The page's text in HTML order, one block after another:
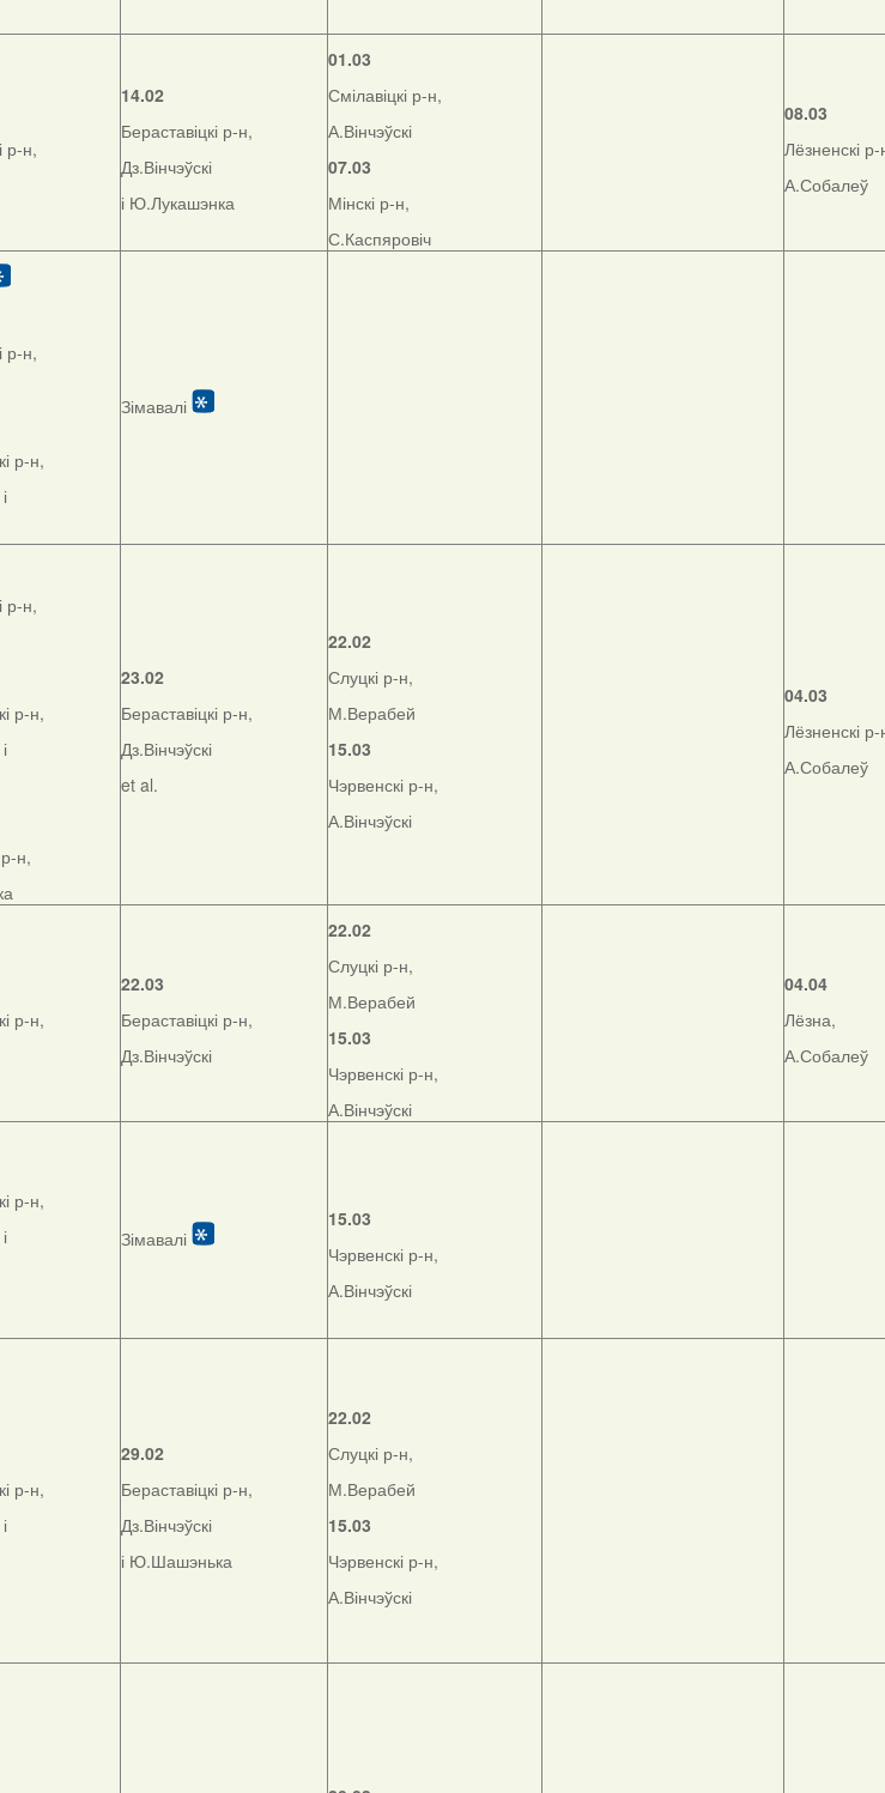
р-н,
14.02
Бераставіцкі р-н,
Дз.Вінчэўскі
і Ю.Лукашэнка
01.03
Смілавіцкі р-н,
А.Вінчэўскі
07.03
Мінскі р-н,
С.Каспяровіч
08.03
Лёзненскі
А.Собалеў
р-н,
р-н,
Зімавалі
р-н,
р-н,
н,
23.02
Бераставіцкі р-н,
Дз.Вінчэўскі
et al.
22.02
Слуцкі р-н,
М.Верабей
15.03
Чэрвенскі р-н,
А.Вінчэўскі
04.03
Лёзненскі
А.Собалеў
р-н,
22.03
Бераставіцкі р-н,
Дз.Вінчэўскі
22.02
Слуцкі р-н,
М.Верабей
15.03
Чэрвенскі р-н,
А.Вінчэўскі
04.04
Лёзна,
А.Собалеў
р-н,
Зімавалі
15.03
Чэрвенскі р-н,
А.Вінчэўскі
р-н,
29.02
Бераставіцкі р-н,
Дз.Вінчэўскі
і Ю.Шашэнька
22.02
Слуцкі р-н,
М.Верабей
15.03
Чэрвенскі р-н,
А.Вінчэўскі